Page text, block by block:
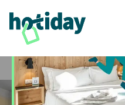
Home Hoteles Hotiday